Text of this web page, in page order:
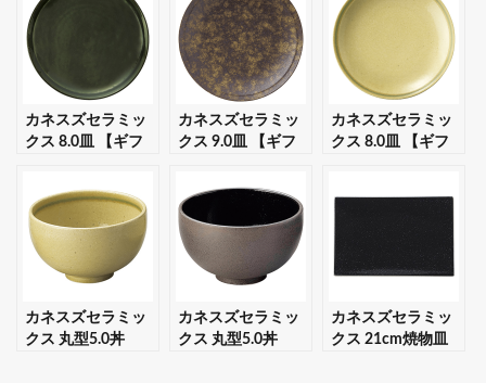
カネスズセラミッ
クス 8.0皿 【ギフ
カネスズセラミッ
クス 9.0皿 【ギフ
応可】
カネスズセラミッ
クス 8.0皿 【ギフ
カネスズセラミッ
クス 丸型5.0丼
カネスズセラミッ
クス 丸型5.0丼
カネスズセラミッ
クス 21cm焼物皿